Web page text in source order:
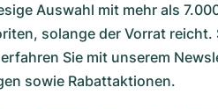
Auswahl mit mehr als
solange der Vorrat
Sie mit unserem
sowie Rabattaktionen.